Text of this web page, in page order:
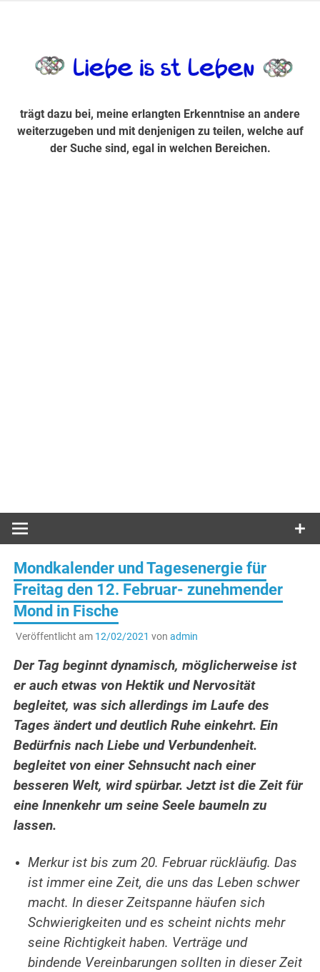
Suche sind, egal in welchen Bereichen.
trägt dazu bei, meine erlangten Erkenntnise an andere
weiterzugeben und mit denjenigen zu teilen, welche auf
der Suche sind, egal in welchen Bereichen.
Mondkalender und Tagesenergie für
Freitag den 12. Februar- zunehmender
Mond in Fische
Veröffentlicht am 12/02/2021 von admin
Der Tag beginnt dynamisch, möglicherweise ist
er auch etwas von Hektik und Nervosität
begleitet, was sich allerdings im Laufe des
Tages ändert und deutlich Ruhe einkehrt. Ein
Bedürfnis nach Liebe und Verbundenheit.
begleitet von einer Sehnsucht nach einer
besseren Welt, wird spürbar. Jetzt ist die Zeit für
eine Innenkehr um seine Seele baumeln zu
lassen.
Merkur ist bis zum 20. Februar rückläufig. Das
ist immer eine Zeit, die uns das Leben schwer
macht. In dieser Zeitspanne häufen sich
Schwierigkeiten und esscheint nichts mehr
seine Richtigkeit haben. Verträge und
bindende Vereinbarungen sollten in dieser Zeit